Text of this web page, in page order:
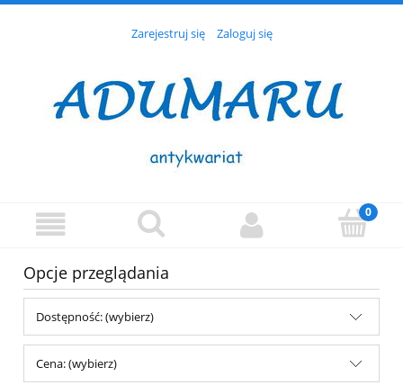
Zarejestruj się Zaloguj się
Opcje przeglądania
Dostępność: (wybierz)
Cena: (wybierz)